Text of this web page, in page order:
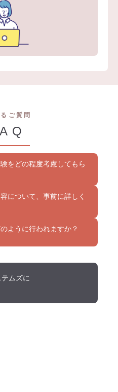
ご質問
をどの程度考慮してもら
について、事前に詳しく
ように行われますか？
ムズに